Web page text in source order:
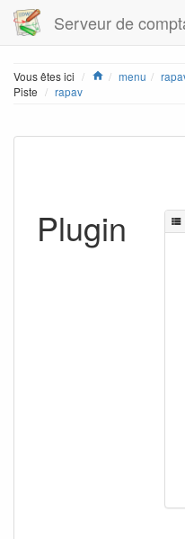
Serveur de
Vous êtes ici Home
menu
Piste
rapav
Plugin